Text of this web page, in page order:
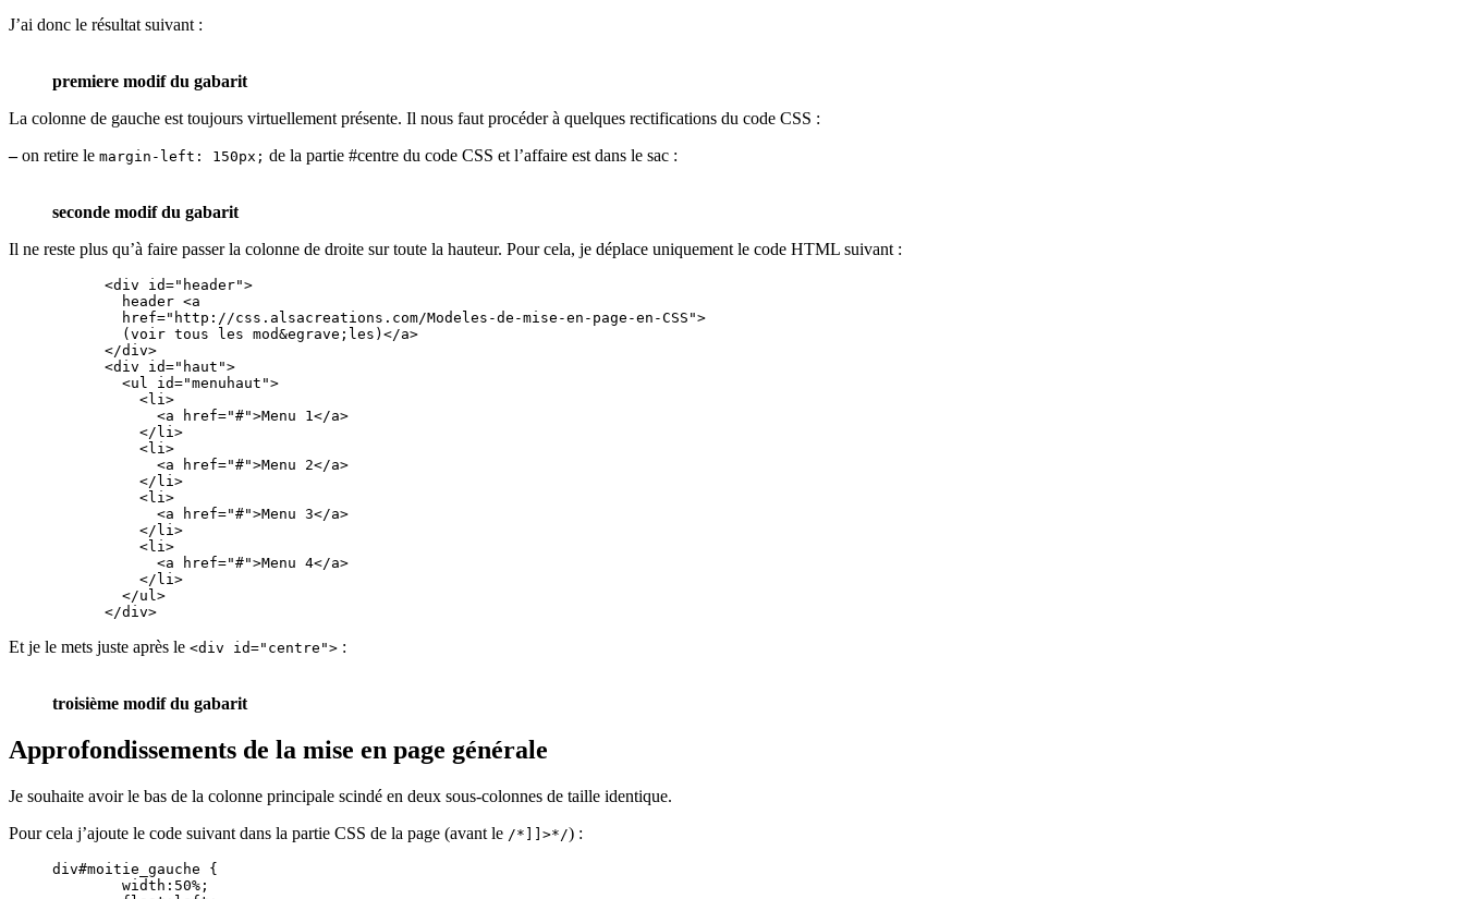
J’ai donc le résultat suivant :
premiere modif du gabarit
La colonne de gauche est toujours virtuellement présente. Il nous faut procéder à quelques rectifications du code CSS :
–on retire le margin-left: 150px; de la partie #centre du code CSS et l’affaire est dans le sac :
seconde modif du gabarit
Il ne reste plus qu’à faire passer la colonne de droite sur toute la hauteur. Pour cela, je déplace uniquement le code HTML suivant :
      <div id="header">
        header <a
        href="http://css.alsacreations.com/Modeles-de-mise-en-page-en-CSS">
        (voir tous les mod&egrave;les)</a>
      </div>
      <div id="haut">
        <ul id="menuhaut">
          <li>
            <a href="#">Menu 1</a>
          </li>
          <li>
            <a href="#">Menu 2</a>
          </li>
          <li>
            <a href="#">Menu 3</a>
          </li>
          <li>
            <a href="#">Menu 4</a>
          </li>
        </ul>
      </div>
Et je le mets juste après le <div id="centre"> :
troisième modif du gabarit
Approfondissements de la mise en page générale
Je souhaite avoir le bas de la colonne principale scindé en deux sous-colonnes de taille identique.
Pour cela j’ajoute le code suivant dans la partie CSS de la page (avant le /*]]>*/) :
div#moitie_gauche {